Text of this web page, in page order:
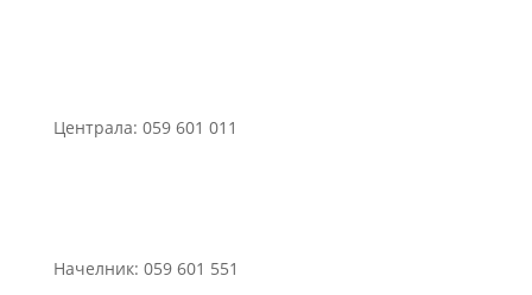
Централа: 059 601 011
Начелник: 059 601 551